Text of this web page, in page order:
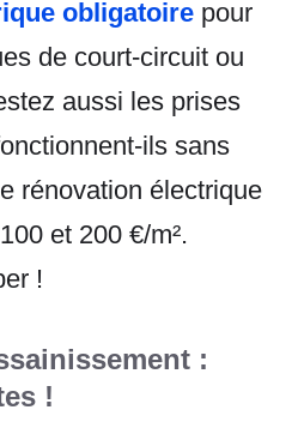
obligatoire pour
de court-circuit ou
aussi les prises
ils sans
rénovation électrique
et 200 €/m².
!
:
!